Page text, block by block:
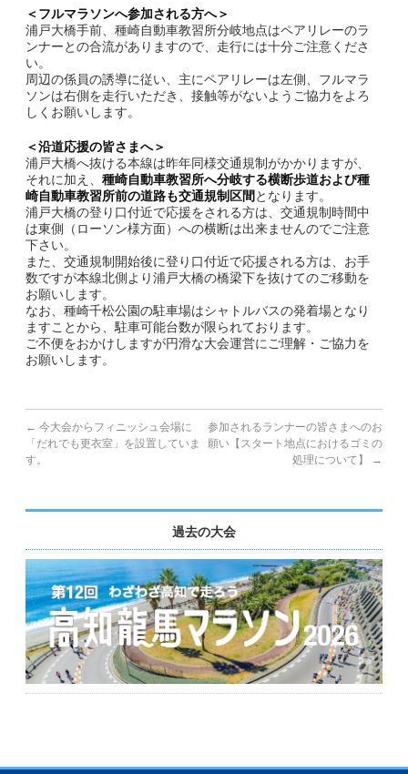
＜フルマラソンへ参加される方へ＞
浦戸大橋手前、種崎自動車教習所分岐地点はペアリレーのラ
ンナーとの合流がありますので、走行には十分ご注意くださ
い。
周辺の係員の誘導に従い、主にペアリレーは左側、フルマラ
ソンは右側を走行いただき、接触等がないようご協力をよろ
しくお願いします。
＜沿道応援の皆さまへ＞
浦戸大橋へ抜ける本線は昨年同様交通規制がかかりますが、
それに加え、種崎自動車教習所へ分岐する横断歩道および種
崎自動車教習所前の道路も交通規制区間 となります。
浦戸大橋の登り口付近で応援をされる方は、交通規制時間中
は東側（ローソン様方面）への横断は出来ませんのでご注意
下さい。
また、交通規制開始後に登り口付近で応援される方は、お手
数ですが本線北側より浦戸大橋の橋梁下を抜けてのご移動を
お願いします。
なお、種崎千松公園の駐車場はシャトルバスの発着場となり
ますことから、駐車可能台数が限られております。
ご不便をおかけしますが円滑な大会運営にご理解・ご協力を
お願いします。
← 今大会からフィニッシュ会場に
「だれでも更衣室」を設置していま
す。
参加されるランナーの皆さまへのお
願い【スタート地点におけるゴミの
処理について】
→
過去の大会